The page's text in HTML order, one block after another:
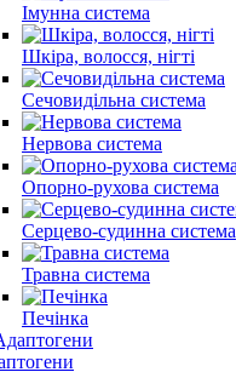
Імунна система
Шкіра, волосся, нігті
Сечовидільна система
Нервова система
Опорно-рухова система
Серцево-судинна система
Травна система
Печінка